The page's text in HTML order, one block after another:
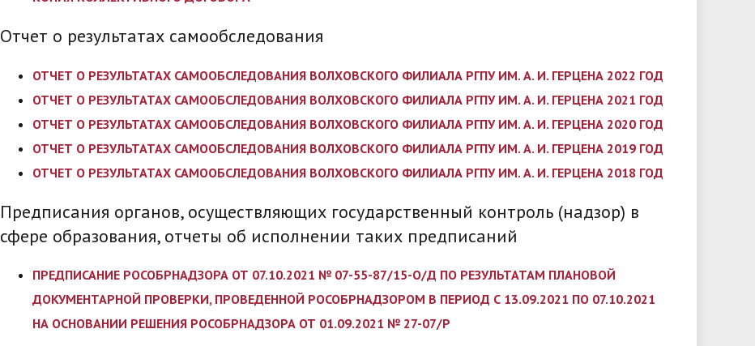
Отчет о результатах самообследования
ОТЧЕТ О РЕЗУЛЬТАТАХ САМООБСЛЕДОВАНИЯ ВОЛХОВСКОГО ФИЛИАЛА РГПУ ИМ. А. И. ГЕРЦЕНА 2022 ГОД
ОТЧЕТ О РЕЗУЛЬТАТАХ САМООБСЛЕДОВАНИЯ ВОЛХОВСКОГО ФИЛИАЛА РГПУ ИМ. А. И. ГЕРЦЕНА 2021 ГОД
ОТЧЕТ О РЕЗУЛЬТАТАХ САМООБСЛЕДОВАНИЯ ВОЛХОВСКОГО ФИЛИАЛА РГПУ ИМ. А. И. ГЕРЦЕНА 2020 ГОД
ОТЧЕТ О РЕЗУЛЬТАТАХ САМООБСЛЕДОВАНИЯ ВОЛХОВСКОГО ФИЛИАЛА РГПУ ИМ. А. И. ГЕРЦЕНА 2019 ГОД
ОТЧЕТ О РЕЗУЛЬТАТАХ САМООБСЛЕДОВАНИЯ ВОЛХОВСКОГО ФИЛИАЛА РГПУ ИМ. А. И. ГЕРЦЕНА 2018 ГОД
Предписания органов, осуществляющих государственный контроль (надзор) в
сфере образования, отчеты об исполнении таких предписаний
ПРЕДПИСАНИЕ РОСОБРНАДЗОРА ОТ 07.10.2021 № 07-55-87/15-О/Д ПО РЕЗУЛЬТАТАМ ПЛАНОВОЙ
ДОКУМЕНТАРНОЙ ПРОВЕРКИ, ПРОВЕДЕННОЙ РОСОБРНАДЗОРОМ В ПЕРИОД С 13.09.2021 ПО 07.10.2021
НА ОСНОВАНИИ РЕШЕНИЯ РОСОБРНАДЗОРА ОТ 01.09.2021 № 27-07/Р